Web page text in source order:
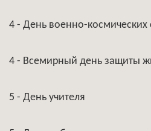
4 - День военно-космических
4 - Всемирный день защиты
5 - День учителя